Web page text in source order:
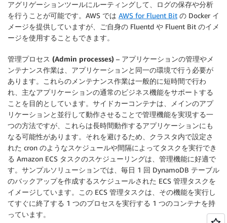
アグリゲーションツールにルーティングして、ログの保存や分析
を行うことが可能です。AWS では AWS for Fluent Bit の Docker イ
メージを提供していますが、ご自身の Fluentd や Fluent Bit のイメ
ージを使用することもできます。
管理プロセス (Admin processes) – アプリケーションの管理やメ
ンテナンス作業は、アプリケーションと同一の環境で行う必要が
あります。これらのメンテナンス作業は一般的に短時間で行わ
れ、主なアプリケーションの通常のビジネス機能をサポートする
ことを目的としています。サイドカーコンテナは、メインのアプ
リケーションと並行して動作させることで管理機能を実現する一
つの方法ですが、これらは長時間動作するアプリケーションにも
なる可能性があります。それを避けるため、クラスタ内で設定さ
れた cron のようなスケジュールや間隔によってタスクを実行でき
る Amazon ECS タスクのスケジューリングは、管理機能に好適で
す。サンプルソリューションでは、毎日 1 回 DynamoDB テーブル
のバックアップを作成するスケジュールされた ECS 管理タスクを
イメージしています。この ECS 管理タスクは、その機能を実行し
てすぐに終了する 1 つのプロセスを実行する 1 つのコンテナを持
っています。